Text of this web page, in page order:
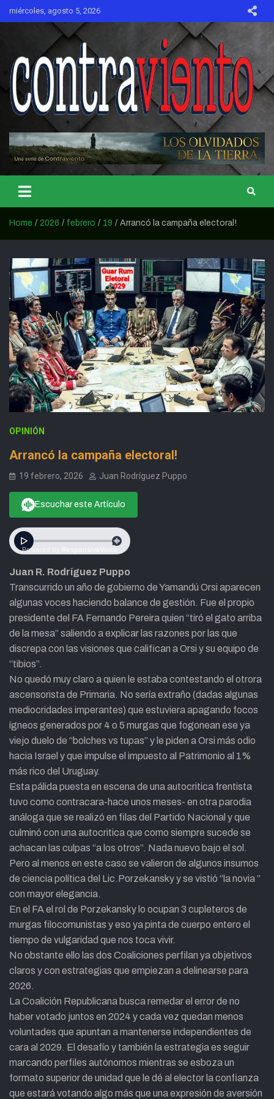
miércoles, agosto 5, 2026
CONTRAVIENTO
Home 2026 febrero 19 Arrancó la campaña electoral!
OPINIÓN
Arrancó la campaña electoral!
19 febrero, 2026 Juan Rodríguez Puppo
Escuchar este Artículo
Juan R. Rodríguez Puppo
Transcurrido un año de gobierno de Yamandú Orsi aparecen
algunas voces haciendo balance de gestión. Fue el propio
presidente del FA Fernando Pereira quien “tiró el gato arriba
de la mesa” saliendo a explicar las razones por las que
discrepa con las visiones que califican a Orsi y su equipo de
“tibios”.
No quedó muy claro a quien le estaba contestando el otrora
ascensorista de Primaria. No sería extraño (dadas algunas
mediocridades imperantes) que estuviera apagando focos
ígneos generados por 4 o 5 murgas que fogonean ese ya
viejo duelo de “bolches vs tupas” y le piden a Orsi más odio
hacia Israel y que impulse el impuesto al Patrimonio al 1%
más rico del Uruguay.
Esta pálida puesta en escena de una autocritica frentista
tuvo como contracara-hace unos meses- en otra parodia
análoga que se realizó en filas del Partido Nacional y que
culminó con una autocritica que como siempre sucede se
achacan las culpas “a los otros”. Nada nuevo bajo el sol.
Pero al menos en este caso se valieron de algunos insumos
de ciencia política del Lic.Porzekansky y se vistió “la novia ”
con mayor elegancia.
En el FA el rol de Porzekansky lo ocupan 3 cupleteros de
murgas filocomunistas y eso ya pinta de cuerpo entero el
tiempo de vulgaridad que nos toca vivir.
No obstante ello las dos Coaliciones perfilan ya objetivos
claros y con estrategias que empiezan a delinearse para
2026.
La Coalición Republicana busca remedar el error de no
haber votado juntos en 2024 y cada vez quedan menos
voluntades que apuntan a mantenerse independientes de
cara al 2029. El desafío y también la estrategia es seguir
marcando perfiles autónomos mientras se esboza un
formato superior de unidad que le dé al elector la confianza
que estará votando algo más que una expresión de aversión